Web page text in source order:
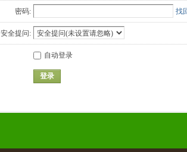
密码: 找
安全提问:
自动登录
登录